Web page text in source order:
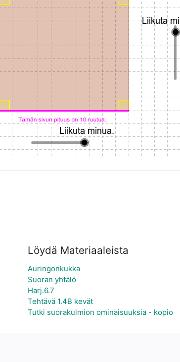
Löydä Materiaaleista
Auringonkukka
Suoran yhtälö
Harj.6.7
Tehtävä 1.4B kevät
Tutki suorakulmion ominaisuuksia - kopio